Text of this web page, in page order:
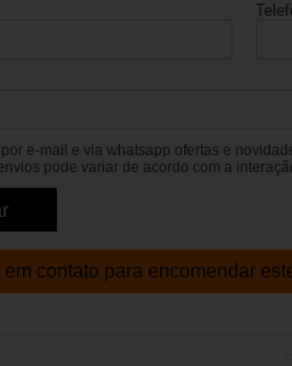
e-mail e via whatsapp ofertas e
pode variar de acordo com a
em contato para encomendar